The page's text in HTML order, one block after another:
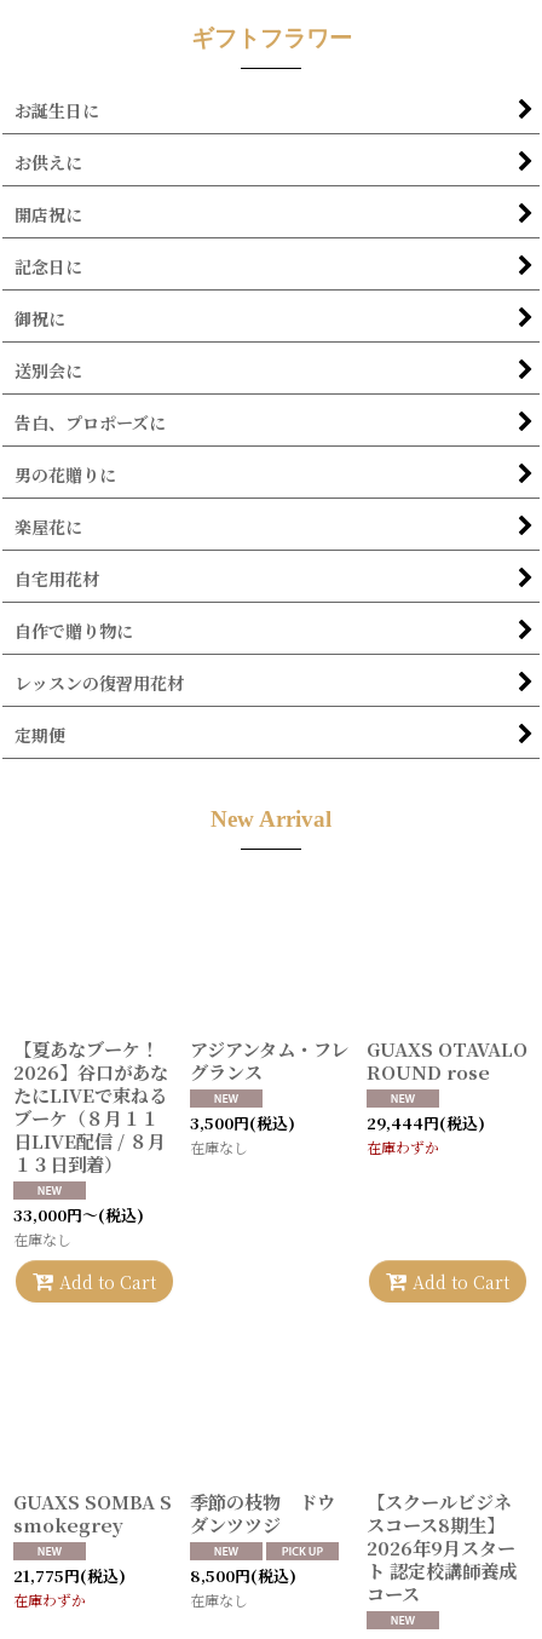
ギフトフラワー
お誕生日に
お供えに
開店祝に
記念日に
御祝に
送別会に
告白、プロポーズに
男の花贈りに
楽屋花に
自宅用花材
自作で贈り物に
レッスンの復習用花材
定期便
New Arrival
【夏あなブーケ！
2026】谷口があな
たにLIVEで束ねる
ブーケ（８月１１
日LIVE配信 / ８月
１３日到着）
33,000円～(税込)
在庫なし
Add to Cart
アジアンタム・フレ
グランス
3,500円(税込)
在庫なし
GUAXS OTAVALO
ROUND rose
29,444円(税込)
在庫わずか
Add to Cart
GUAXS SOMBA S
smokegrey
21,775円(税込)
在庫わずか
季節の枝物 ドウ
ダンツツジ
8,500円(税込)
在庫なし
【スクールビジネ
スコース8期生】
2026年9月スター
ト 認定校講師養成
コース